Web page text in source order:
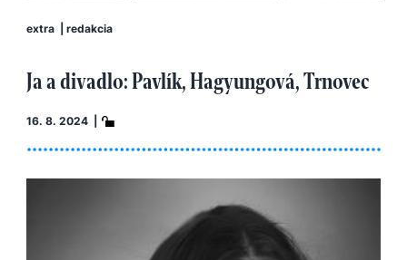
extra redakcia
Ja a divadlo: Pavlík, Hagyungová, Trnovec
16. 8. 2024 |